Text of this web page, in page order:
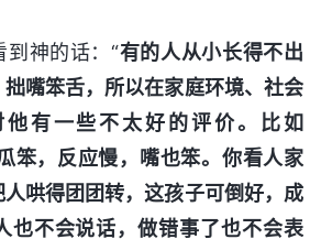
到神的话：“有的人从小长得不出
嘴笨舌，所以在家庭环境、社会
有一些不太好的评价。比如
笨，反应慢，嘴也笨。你看人家
哄得团团转，这孩子可倒好，成
也不会说话，做错事了也不会表